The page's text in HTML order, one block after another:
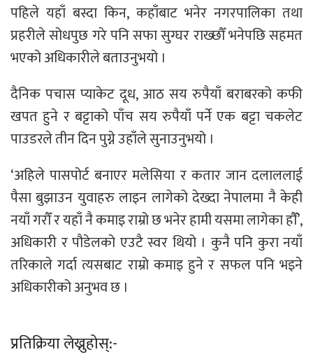
पहिले यहाँ बस्दा किन, कहाँबाट भनेर नगरपालिका तथा
प्रहरीले सोधपुछ गरे पनि सफा सुग्घर राख्छौँ भनेपछि सहमत
भएको अधिकारीले बताउनुभयो ।
दैनिक पचास प्याकेट दूध, आठ सय रुपैयाँ बराबरको कफी
खपत हुने र बट्टाको पाँच सय रुपैयाँ पर्ने एक बट्टा चकलेट
पाउडरले तीन दिन पुग्ने उहाँले सुनाउनुभयो ।
‘अहिले पासपोर्ट बनाएर मलेसिया र कतार जान दलाललाई
पैसा बुझाउन युवाहरु लाइन लागेको देख्दा नेपालमा नै केही
नयाँ गरौँ र यहाँ नै कमाइ राम्रो छ भनेर हामी यसमा लागेका हाैँ’,
अधिकारी र पौडेलको एउटै स्वर थियो । कुनै पनि कुरा नयाँ
तरिकाले गर्दा त्यसबाट राम्रो कमाइ हुने र सफल पनि भइने
अधिकारीको अनुभव छ ।
प्रतिक्रिया लेख्नुहोस्:-